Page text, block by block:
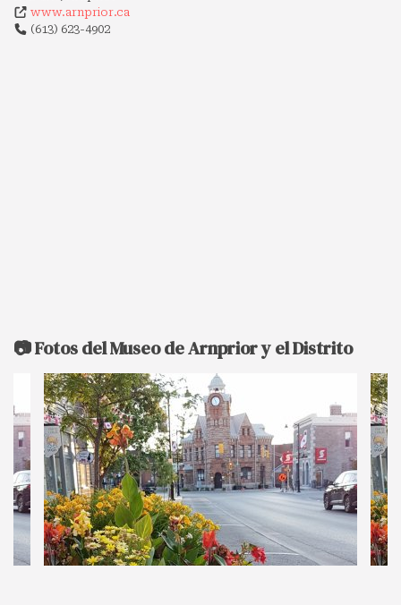
www.arnprior.ca
(613) 623-4902
📷 Fotos del Museo de Arnprior y el Distrito